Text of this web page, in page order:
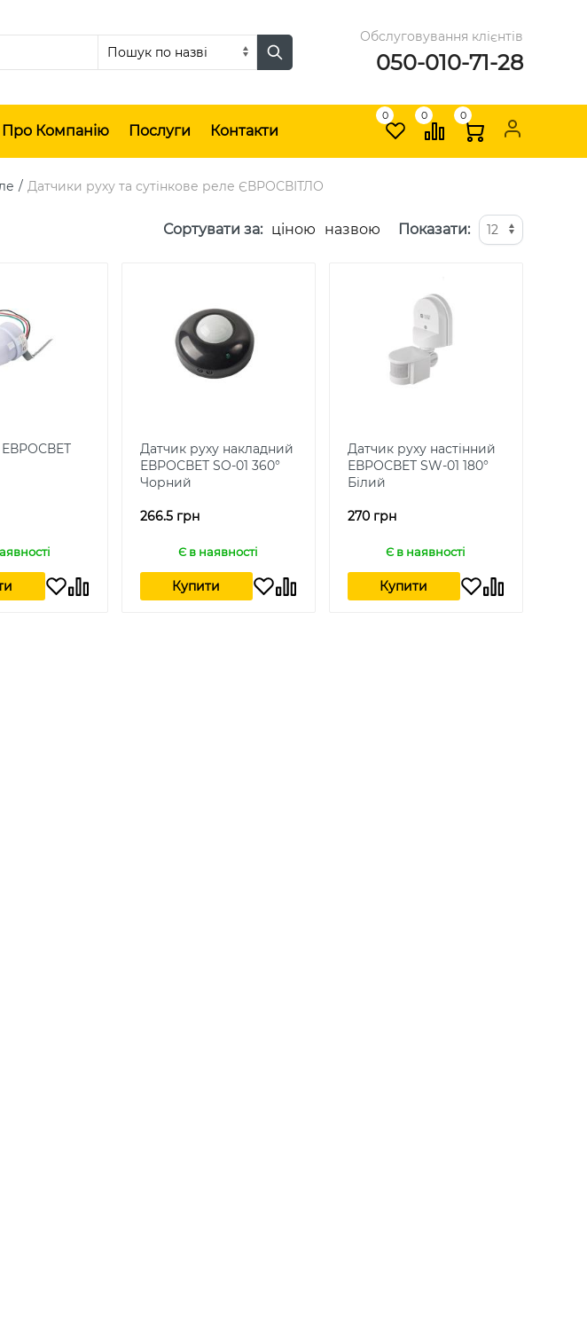
Обслуговування клієнтів
050-010-71-28
Про Компанію Послуги Контакти
0 0 0
Датчики руху та сутінкове реле ЄВРОСВІТЛО
Сортувати за: ціною назвою Показати:
Датчик руху накладний
ЕВРОСВЕТ SO-01 360°
Чорний
266.5 грн
Є в наявності
Купити
Датчик руху настінний
ЕВРОСВЕТ SW-01 180°
Білий
270 грн
Є в наявності
Купити